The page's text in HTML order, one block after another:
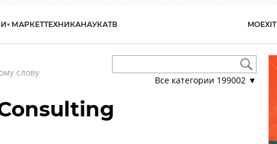
МАРКЕТТЕХНИКАНАУКАТВ MOEXIT
слову
Все категории 199002 ▼